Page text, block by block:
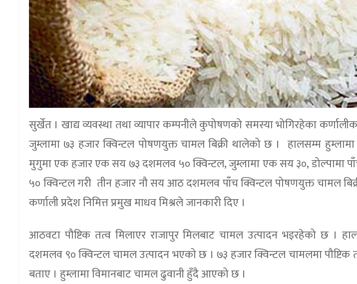
सुर्खेत । खाद्य व्यवस्था तथा व्यापार कम्पनीले कुपोषणको समस्या भोगिरहेका
जुम्लामा ७३ हजार क्विन्टल पोषणयुक्त चामल बिक्री थालेको छ । हालसम्म
मुगुमा एक हजार एक सय ७३ दशमलव ५० क्विन्टल, जुम्लामा एक सय ३०, डोल्पामा
५० क्विन्टल गरी तीन हजार नौ सय आठ दशमलव पाँच क्विन्टल पोषणयुक्त चामल
कर्णाली प्रदेश निमित्त प्रमुख माधव मिश्रले जानकारी दिए ।
आठवटा पौष्टिक तत्व मिलाएर राजापुर मिलबाट चामल उत्पादन भइरहेको छ ।
दशमलव ९० क्विन्टल चामल उत्पादन भएको छ । ७३ हजार क्विन्टल चामलमा पौष्टिक
बताए । हुम्लामा विमानबाट चामल ढुवानी हुँदै आएको छ ।